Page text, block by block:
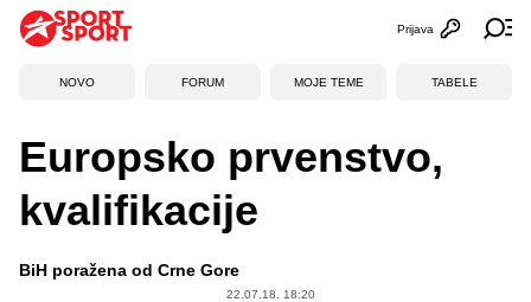
Otvori
Prijava
NOVO FORUM MOJE TEME TABELE
Europsko prvenstvo,
kvalifikacije
BiH poražena od Crne Gore
22.07.18. 18:20